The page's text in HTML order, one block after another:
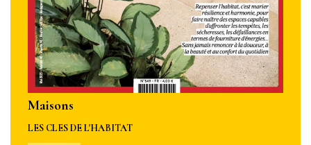
Maisons
LES CLES DE L'HABITAT